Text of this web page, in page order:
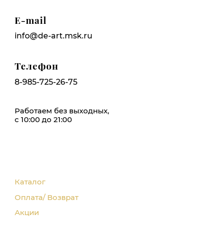
E-mail
info@de-art.msk.ru
Телефон
8-985-725-26-75
Работаем без выходных,
с 10:00 до 21:00
Каталог
Оплата/ Возврат
Акции